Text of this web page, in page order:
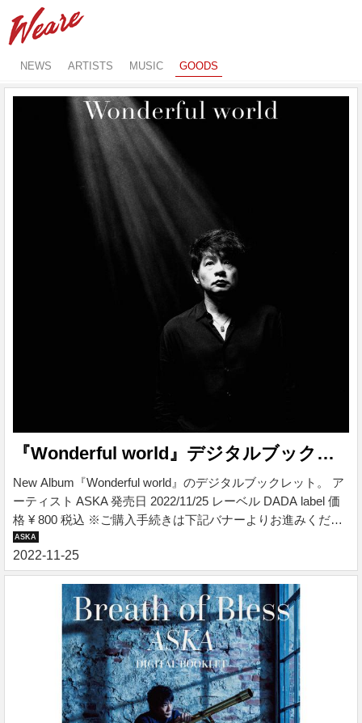
NEWS ARTISTS MUSIC GOODS
『Wonderful world』デジタルブックレット
New Album『Wonderful world』のデジタルブックレット。 ア
ーティスト ASKA 発売日 2022/11/25 レーベル DADA label 価
格 ¥ 800 税込 ※ご購入手続きは下記バナーよりお進みくださ
い。 収録コンテンツ ・散文詩＆全曲歌詞 ・音楽ライターラ
イナーノーツ ・撮りおろし写真 ファイルサイズ：24MB